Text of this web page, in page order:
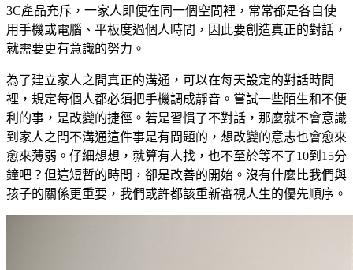
3C產品充斥，一家人即便在同一個空間裡，常常都是各自使
用手機或電腦、平板度過個人時間，因此要創造真正的對話，
就需要更有意識的努力。
為了建立家人之間真正的溝通，可以在每天設定的對話時間
裡，規定每個人都必須把手機調成靜音。嘗試一些陌生和不便
利的事，是改變的捷徑。若是習慣了不對話，那麼就不會意識
到家人之間不溝通這件事是有問題的，想改變的意志也會愈來
愈來薄弱。仔細想想，就算有人找，也不至於等不了10到15分
鐘吧？但這短暫的時間，卻是改善的開始。沒有什麼比我們與
孩子的關係更重要，我們或許都該重新審視人生的優先順序。